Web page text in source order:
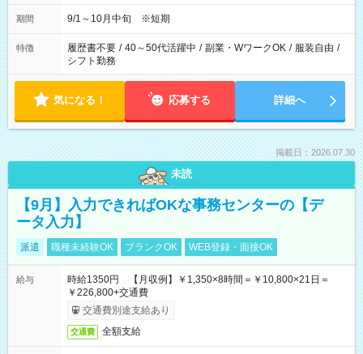
期間 9/1～10月中旬 ※短期
特徴 履歴書不要 / 40～50代活躍中 / 副業・WワークOK / 服装自由 /
シフト勤務
気になる！ 応募する 詳細へ
掲載日：2026.07.30
未読
【9月】入力できればOKな事務センターの【デ
ータ入力】
派遣 職種未経験OK ブランクOK WEB登録・面接OK
給与
時給1350円 【月収例】￥1,350×8時間＝￥10,800×21日＝
￥226,800+交通費
交通費別途支給あり
交通費 全額支給